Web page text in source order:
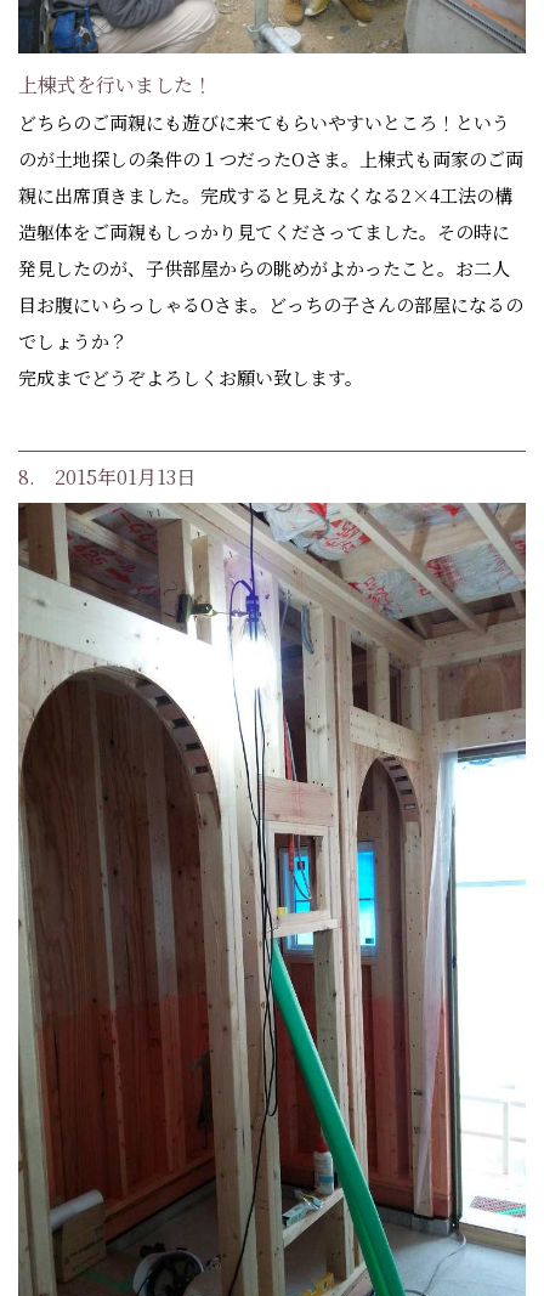
上棟式を行いました！
どちらのご両親にも遊びに来てもらいやすいところ！という
のが土地探しの条件の１つだったOさま。上棟式も両家のご両
親に出席頂きました。完成すると見えなくなる2×4工法の構
造躯体をご両親もしっかり見てくださってました。その時に
発見したのが、子供部屋からの眺めがよかったこと。お二人
目お腹にいらっしゃるOさま。どっちの子さんの部屋になるの
でしょうか？
完成までどうぞよろしくお願い致します。
8. 2015年01月13日